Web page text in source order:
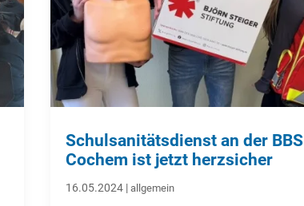
Schulsanitätsdienst an der BBS
Cochem ist jetzt herzsicher
16.05.2024| allgemein